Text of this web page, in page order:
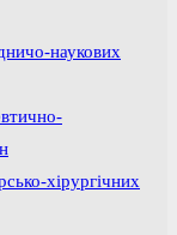
наукових
хірургічних